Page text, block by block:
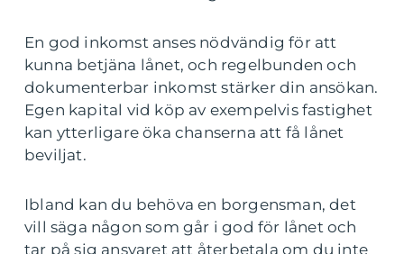
En god inkomst anses nödvändig för att
kunna betjäna lånet, och regelbunden och
dokumenterbar inkomst stärker din ansökan.
Egen kapital vid köp av exempelvis fastighet
kan ytterligare öka chanserna att få lånet
beviljat.
Ibland kan du behöva en borgensman, det
vill säga någon som går i god för lånet och
tar på sig ansvaret att återbetala om du inte